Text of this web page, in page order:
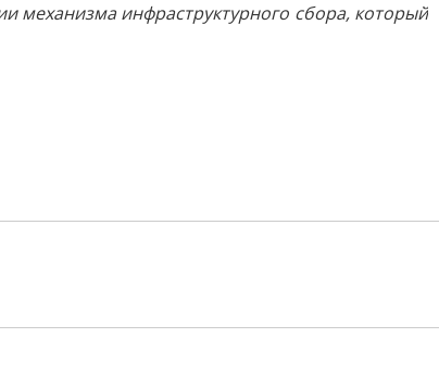
механизма инфраструктурного сбора, который